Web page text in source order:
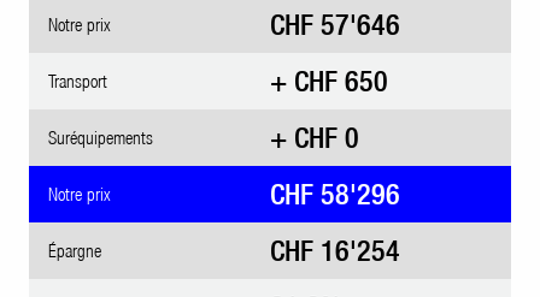
Notre prix CHF 57'646
Transport + CHF 650
Suréquipements + CHF 0
Notre prix CHF 58'296
Épargne CHF 16'254